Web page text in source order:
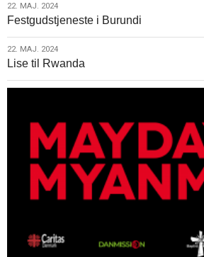
22.
maj.
2024
22. MAJ. 2024
Festgudstjeneste i Burundi
22.
maj.
2024
22. MAJ. 2024
Lise til Rwanda